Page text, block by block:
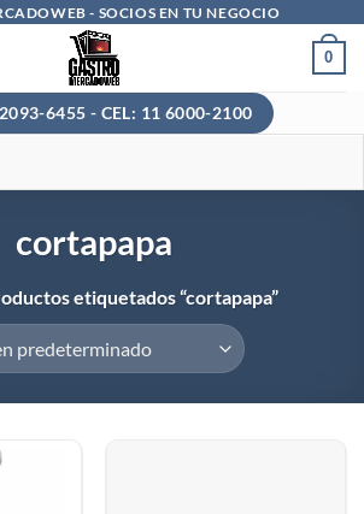
- SOCIOS EN TU NEGOCIO
0
6455 - CEL: 11 6000-2100
cortapapa
etiquetados “cortapapa”